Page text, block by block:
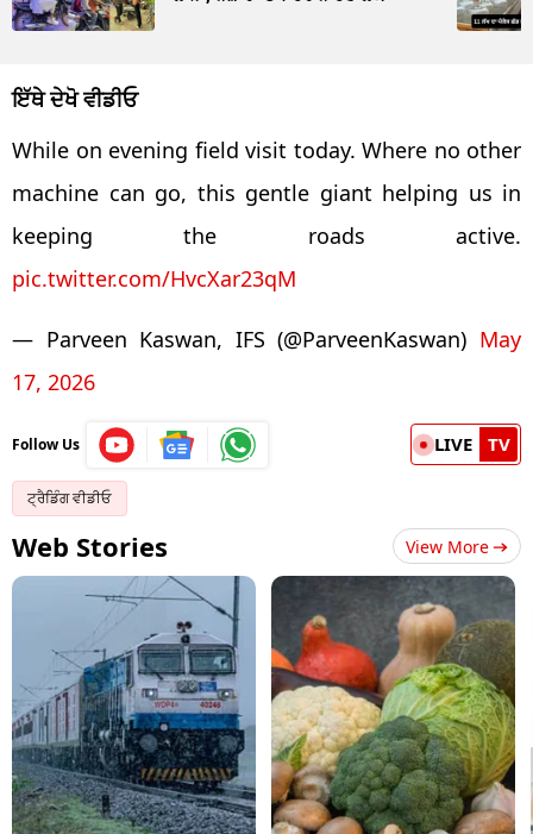
ਇੱਥੇ ਦੇਖੋ ਵੀਡੀਓ
While on evening field visit today. Where no other
machine can go, this gentle giant helping us in
keeping the roads active.
pic.twitter.com/HvcXar23qM
— Parveen Kaswan, IFS (@ParveenKaswan) May
17, 2026
Follow Us LIVE TV
ਟ੍ਰੈਡਿੰਗ ਵੀਡੀਓ
Web Stories View More